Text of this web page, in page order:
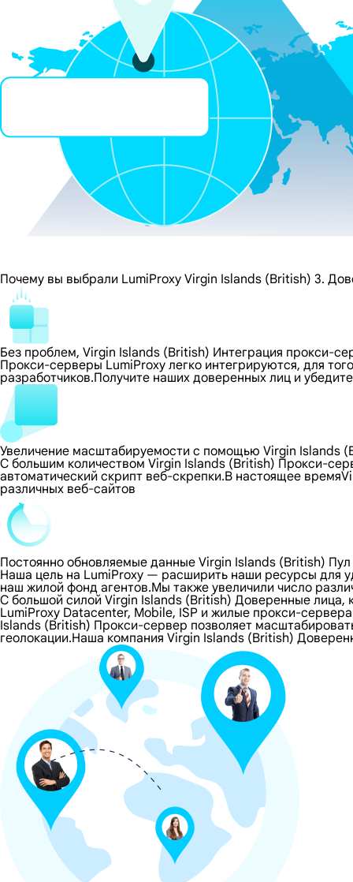
Почему вы выбрали LumiProxy Virgin Islands (British) 3.
Без проблем, Virgin Islands (British) Интеграция прокси-
Прокси-серверы LumiProxy легко интегрируются, для
разработчиков.Получите наших доверенных лиц и
Увеличение масштабируемости с помощью Virgin Islands
С большим количеством Virgin Islands (British) Прокси-
автоматический скрипт веб-скрепки.В настоящее
различных веб-сайтов
Постоянно обновляемые данные Virgin Islands (British)
Наша цель на LumiProxy — расширить наши ресурсы для
наш жилой фонд агентов.Мы также увеличили число
С большой силой Virgin Islands (British) Доверенные
LumiProxy Datacenter, Mobile, ISP и жилые прокси-
Islands (British) Прокси-сервер позволяет
геолокации.Наша компания Virgin Islands (British)